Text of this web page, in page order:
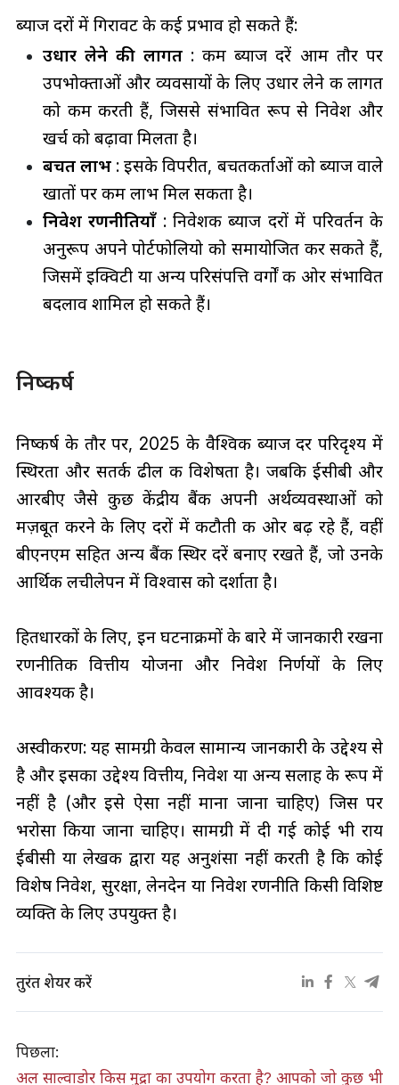
ब्याज दरों में गिरावट के कई प्रभाव हो सकते हैं:
उधार लेने की लागत: कम ब्याज दरें आम तौर पर
उपभोक्ताओं और व्यवसायों के लिए उधार लेने की लागत
को कम करती हैं, जिससे संभावित रूप से निवेश और
खर्च को बढ़ावा मिलता है।
बचत लाभ : इसके विपरीत, बचतकर्ताओं को ब्याज वाले
खातों पर कम लाभ मिल सकता है।
निवेश रणनीतियाँ: निवेशक ब्याज दरों में परिवर्तन के
अनुरूप अपने पोर्टफोलियो को समायोजित कर सकते हैं,
जिसमें इक्विटी या अन्य परिसंपत्ति वर्गों की ओर संभावित
बदलाव शामिल हो सकते हैं।
निष्कर्ष
निष्कर्ष के तौर पर, 2025 के वैश्विक ब्याज दर परिदृश्य में
स्थिरता और सतर्क ढील की विशेषता है। जबकि ईसीबी और
आरबीए जैसे कुछ केंद्रीय बैंक अपनी अर्थव्यवस्थाओं को
मज़बूत करने के लिए दरों में कटौती की ओर बढ़ रहे हैं, वहीं
बीएनएम सहित अन्य बैंक स्थिर दरें बनाए रखते हैं, जो उनके
आर्थिक लचीलेपन में विश्वास को दर्शाता है।
हितधारकों के लिए, इन घटनाक्रमों के बारे में जानकारी रखना
रणनीतिक वित्तीय योजना और निवेश निर्णयों के लिए
आवश्यक है।
अस्वीकरण: यह सामग्री केवल सामान्य जानकारी के उद्देश्य से
है और इसका उद्देश्य वित्तीय, निवेश या अन्य सलाह के रूप में
नहीं है (और इसे ऐसा नहीं माना जाना चाहिए) जिस पर
भरोसा किया जाना चाहिए। सामग्री में दी गई कोई भी राय
ईबीसी या लेखक द्वारा यह अनुशंसा नहीं करती है कि कोई
विशेष निवेश, सुरक्षा, लेनदेन या निवेश रणनीति किसी विशिष्ट
व्यक्ति के लिए उपयुक्त है।
तुरंत शेयर करें
पिछला:
अल साल्वाडोर किस मुद्रा का उपयोग करता है? आपको जो कुछ भी